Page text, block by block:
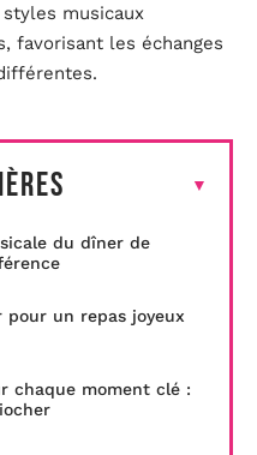
musicaux
favorisant les échanges
du dîner de
pour un repas joyeux
chaque moment clé :